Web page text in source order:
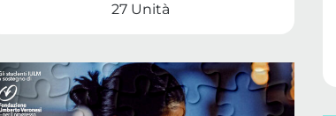
27 Unità